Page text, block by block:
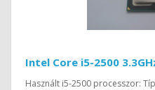
Intel Core i5-2500
Használt i5-2500 processzor: